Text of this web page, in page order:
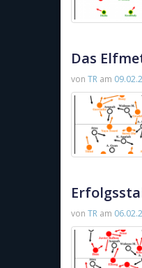
Das
von TR am
von TR am